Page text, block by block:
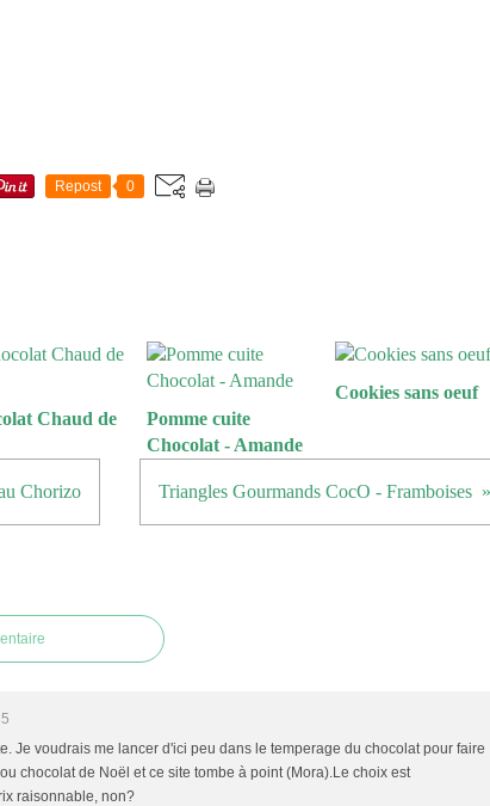
Repost 0
Chaud de
Pomme cuite
Chocolat - Amande
Cookies sans oeuf
Chorizo Triangles Gourmands CocO - Framboises
Je voudrais me lancer d'ici peu dans le temperage du chocolat pour faire
chocolat de Noël et ce site tombe à point (Mora).Le choix est
raisonnable, non?